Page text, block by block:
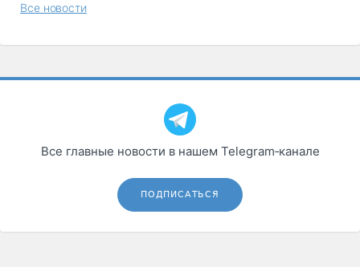
Все новости
Все главные новости в нашем Telegram‑канале
ПОДПИСАТЬСЯ